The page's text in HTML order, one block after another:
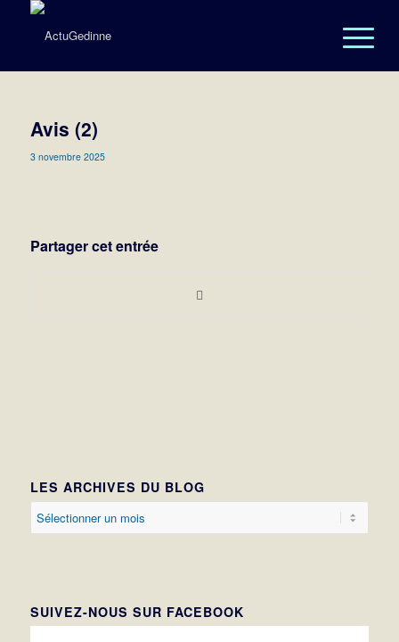
Avis (2)
3 novembre 2025
Partager cet entrée
LES ARCHIVES DU BLOG
SUIVEZ-NOUS SUR FACEBOOK